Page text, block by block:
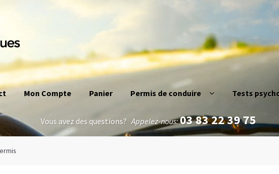
Mon Compte Panier Permis de conduire Tests
pour cause d’alcoolémie
de la fonction publique/Conducteurs de l’EtatConduite sans permis
Vous avez des questions?Appelez-nous:03 83 22 39 75